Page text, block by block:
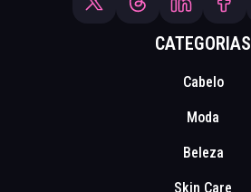
CATEGORIAS
Cabelo
Moda
Beleza
Skin Care